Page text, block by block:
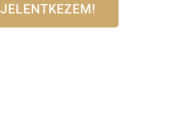
JELENTKEZEM!